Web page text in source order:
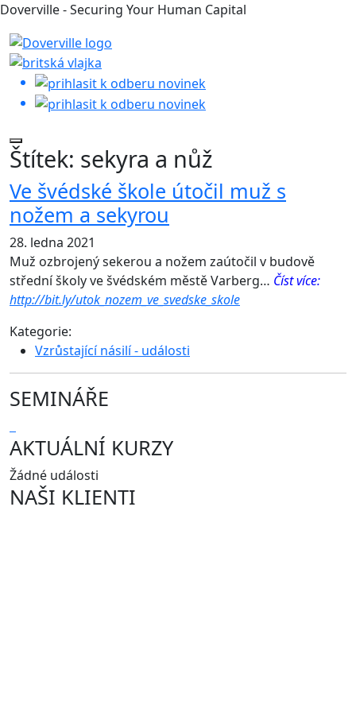
Doverville - Securing Your Human Capital
Štítek: sekyra a nůž
Ve švédské škole útočil muž s
nožem a sekyrou
28. ledna 2021
Muž ozbrojený sekerou a nožem zaútočil v budově
střední školy ve švédském městě Varberg… Číst více:
http://bit.ly/utok_nozem_ve_svedske_skole
Kategorie:
Vzrůstající násilí - události
SEMINÁŘE
AKTUÁLNÍ KURZY
Žádné události
NAŠI KLIENTI